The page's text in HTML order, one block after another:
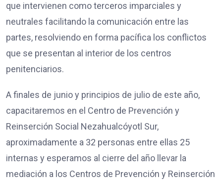
que intervienen como terceros imparciales y
neutrales facilitando la comunicación entre las
partes, resolviendo en forma pacífica los conflictos
que se presentan al interior de los centros
penitenciarios.
A finales de junio y principios de julio de este año,
capacitaremos en el Centro de Prevención y
Reinserción Social Nezahualcóyotl Sur,
aproximadamente a 32 personas entre ellas 25
internas y esperamos al cierre del año llevar la
mediación a los Centros de Prevención y Reinserción